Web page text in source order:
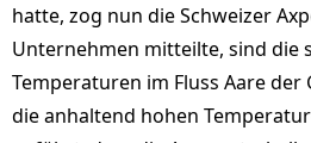
hatte, zog nun die Schweizer
Unternehmen mitteilte, sind die
Temperaturen im Fluss Aare der
die anhaltend hohen